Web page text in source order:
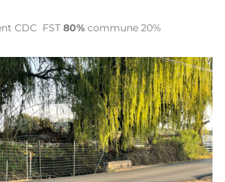
CDC FST80% commune 20%